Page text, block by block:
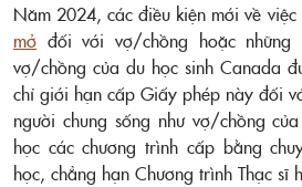
Năm 2024, các điều kiện mới về việc
mở đối với vợ/chồng hoặc những
vợ/chồng của du học sinh Canada
chỉ giới hạn cấp Giấy phép này đối
người chung sống như vợ/chồng
học các chương trình cấp bằng
học, chẳng hạn Chương trình Thạc sĩ